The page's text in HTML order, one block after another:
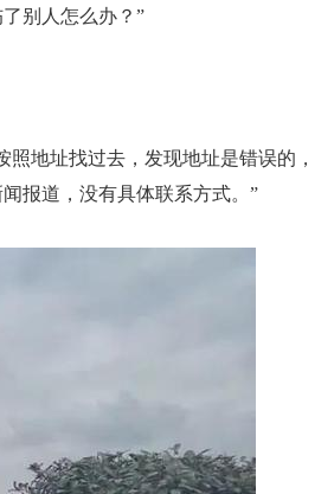
别人怎么办？”
地址找过去，发现地址是错误的，
报道，没有具体联系方式。”